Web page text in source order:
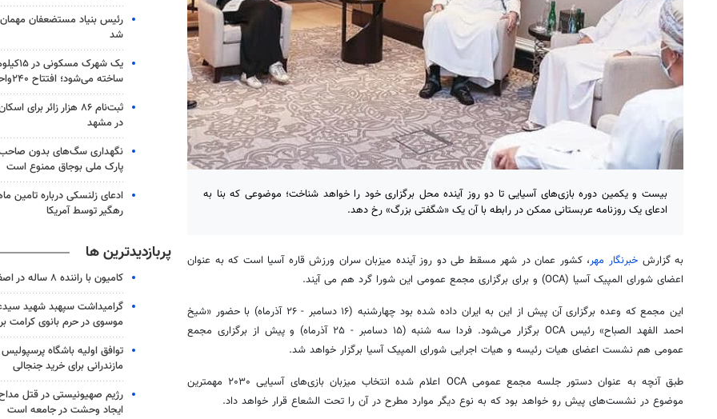
بیست و یکمین دوره بازی‌های آسیایی تا دو روز آینده محل برگزاری خود را خواهد شناخت؛ موضوعی که بنا به
ادعای یک روزنامه عربستانی ممکن در رابطه با آن یک «شگفتی بزرگ» رخ دهد.
به گزارشخبرنگار مهر، کشور عمان در شهر مسقط طی دو روز آینده میزبان سران ورزش قاره آسیا است که به عنوان
اعضای شورای المپیک آسیا (OCA) و برای برگزاری
مجمع عمومی این شورا گرد هم می آیند.
این مجمع
که وعده برگزاری آن پیش از این به ایران داده شده بود چهارشنبه (۱۶ دسامبر - ۲۶ آذرماه) با حضور «شیخ
احمد الفهد الصباح» رئیس OCA برگزار می‌شود. فردا سه شنبه (۱۵ دسامبر - ۲۵ آذرماه) و پیش از برگزاری
مجمع
عمومی هم نشست اعضای هیات رئیسه و هیات اجرایی شورای المپیک آسیا برگزار خواهد شد.
طبق آنچه به عنوان دستور جلسه مجمع
عمومی OCA اعلام شده انتخاب میزبان بازی‌های آسیایی ۲۰۳۰ مهمترین
موضوع در نشست‌های پیش رو خواهد بود که به نوع دیگر موارد مطرح در آن را تحت الشعاع قرار خواهد داد.
رئیس بنیاد مستضعفان مهمان
شد
یک شهرک
ساخته می‌شود؛ افتتاح ۲۴۰واحد مسکن
ثبت‌نام ۸۶ هزار زائر
در مشهد
نگهداری سگ‌های بدون
پارک ملی بوجاق ممنوع است
ادعای زلنسکی درباره تامین
رهگیر توسط آمریکا
پربازدیدترین ها
کامیون با راننده ۸ ساله در اصفهان توقیف شد
گرامیداشت سپهبد شهید
موسوی در حرم بانوی کرامت
توافق اولیه باشگاه
مازندرانی برای خرید جنجالی
رژیم صهیونیستی در قتل
ایجاد وحشت در جامعه است